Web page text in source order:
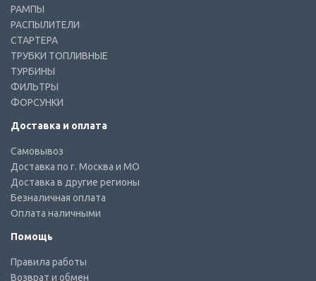
РАМПЫ
РАСПЫЛИТЕЛИ
СТАРТЕРА
ТРУБКИ ТОПЛИВНЫЕ
ТУРБИНЫ
ФИЛЬТРЫ
ФОРСУНКИ
Доставка и оплата
Самовывоз
Доставка по г. Москва и МО
Доставка в другие регионы
Безналичная оплата
Оплата наличными
Помощь
Правила работы
Возврат и обмен